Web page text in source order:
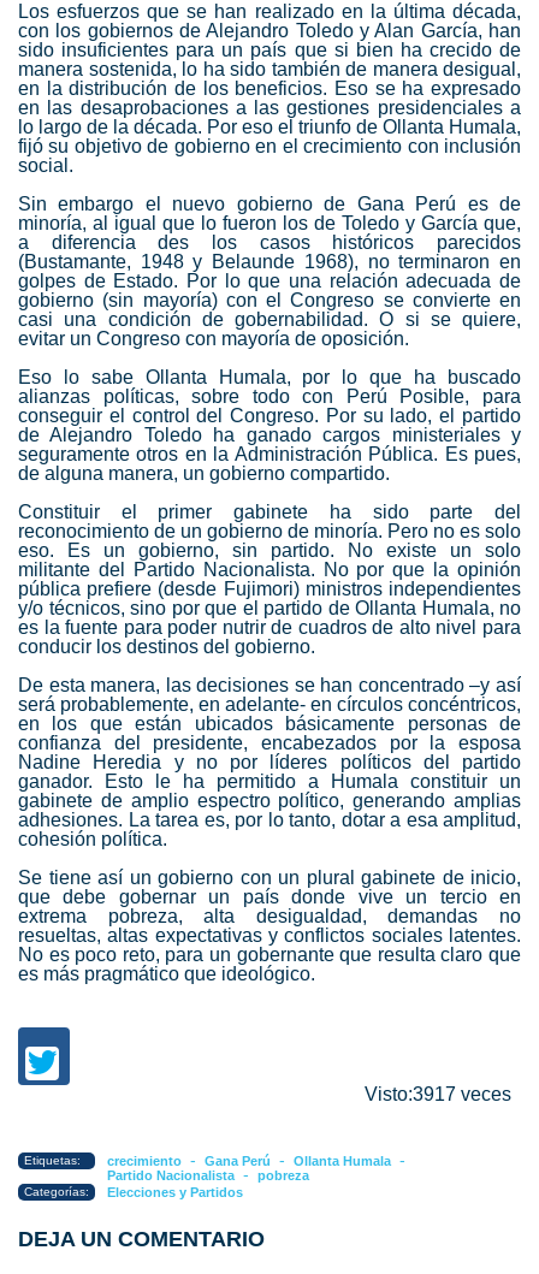
Los esfuerzos que se han realizado en la última década,
con los gobiernos de Alejandro Toledo y Alan García, han
sido insuficientes para un país que si bien ha crecido de
manera sostenida, lo ha sido también de manera desigual,
en la distribución de los beneficios. Eso se ha expresado
en las desaprobaciones a las gestiones presidenciales a
lo largo de la década. Por eso el triunfo de Ollanta Humala,
fijó su objetivo de gobierno en el crecimiento con inclusión
social.
Sin embargo el nuevo gobierno de Gana Perú es de
minoría, al igual que lo fueron los de Toledo y García que,
a diferencia des los casos históricos parecidos
(Bustamante, 1948 y Belaunde 1968), no terminaron en
golpes de Estado. Por lo que una relación adecuada de
gobierno (sin mayoría) con el Congreso se convierte en
casi una condición de gobernabilidad. O si se quiere,
evitar un Congreso con mayoría de oposición.
Eso lo sabe Ollanta Humala, por lo que ha buscado
alianzas políticas, sobre todo con Perú Posible, para
conseguir el control del Congreso. Por su lado, el partido
de Alejandro Toledo ha ganado cargos ministeriales y
seguramente otros en la Administración Pública. Es pues,
de alguna manera, un gobierno compartido.
Constituir el primer gabinete ha sido parte del
reconocimiento de un gobierno de minoría. Pero no es solo
eso. Es un gobierno, sin partido. No existe un solo
militante del Partido Nacionalista. No por que la opinión
pública prefiere (desde Fujimori) ministros independientes
y/o técnicos, sino por que el partido de Ollanta Humala, no
es la fuente para poder nutrir de cuadros de alto nivel para
conducir los destinos del gobierno.
De esta manera, las decisiones se han concentrado –y así
será probablemente, en adelante- en círculos concéntricos,
en los que están ubicados básicamente personas de
confianza del presidente, encabezados por la esposa
Nadine Heredia y no por líderes políticos del partido
ganador. Esto le ha permitido a Humala constituir un
gabinete de amplio espectro político, generando amplias
adhesiones. La tarea es, por lo tanto, dotar a esa amplitud,
cohesión política.
Se tiene así un gobierno con un plural gabinete de inicio,
que debe gobernar un país donde vive un tercio en
extrema pobreza, alta desigualdad, demandas no
resueltas, altas expectativas y conflictos sociales latentes.
No es poco reto, para un gobernante que resulta claro que
es más pragmático que ideológico.
Visto:3917 veces
Etiquetas: crecimiento - Gana Perú - Ollanta Humala -
Partido Nacionalista - pobreza
Categorías: Elecciones y Partidos
DEJA UN COMENTARIO